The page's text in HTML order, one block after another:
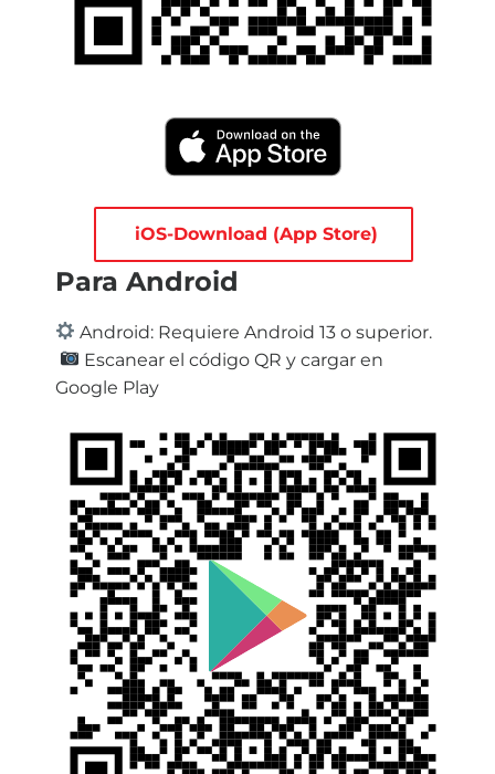
iOS-Download (App Store)
Para Android
Android: Requiere Android 13 o superior.
Escanear el código QR y cargar en
Google Play